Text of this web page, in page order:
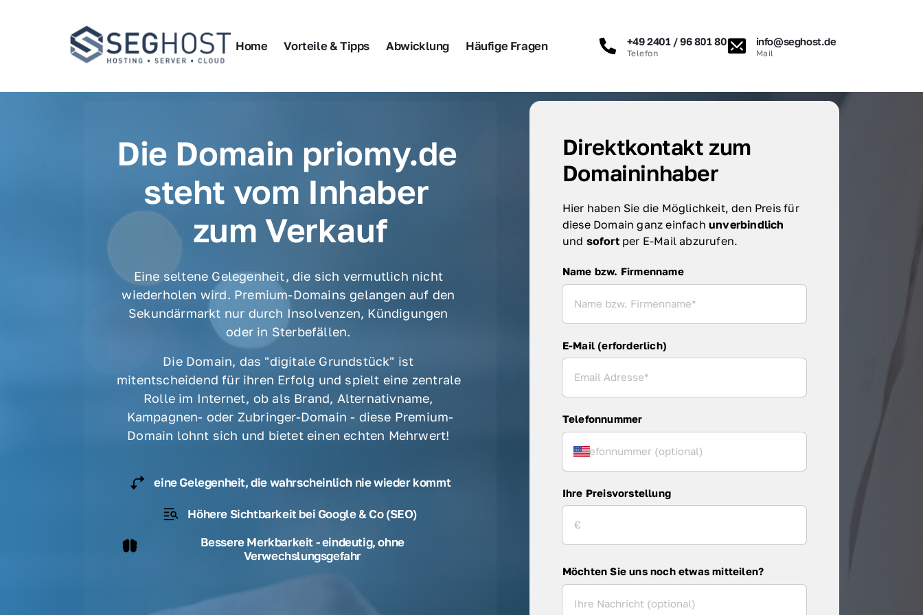
Home Vorteile & Tipps Abwicklung Häufige Fragen +49 2401 / 96 801 80
Telefon
info@seghost.de
Mail
Die Domain priomy.de
steht vom Inhaber
zum Verkauf
Eine seltene Gelegenheit, die sich vermutlich nicht
wiederholen wird. Premium-Domains gelangen auf den
Sekundärmarkt nur durch Insolvenzen, Kündigungen
oder in Sterbefällen.
Die Domain, das "digitale Grundstück" ist
mitentscheidend für ihren Erfolg und spielt eine zentrale
Rolle im Internet, ob als Brand, Alternativname,
Kampagnen- oder Zubringer-Domain - diese Premium-
Domain lohnt sich und bietet einen echten Mehrwert!
eine Gelegenheit, die wahrscheinlich nie wieder kommt
Höhere Sichtbarkeit bei Google & Co (SEO)
Bessere Merkbarkeit - eindeutig, ohne
Verwechslungsgefahr
Direktkontakt zum
Domaininhaber
Hier haben Sie die Möglichkeit, den Preis für
diese Domain ganz einfach
und sofort per E-Mail abzurufen.
Name bzw. Firmenname
Name bzw. Firmenname
E-Mail (erforderlich)
Telefonnummer
Ihre Preisvorstellung
Möchten Sie uns noch etwas mitteilen?